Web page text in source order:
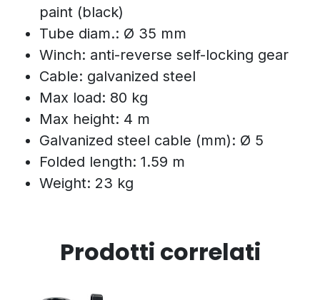
paint (black)
Tube diam.: Ø 35 mm
Winch: anti-reverse self-locking gear
Cable: galvanized steel
Max load: 80 kg
Max height: 4 m
Galvanized steel cable (mm): Ø 5
Folded length: 1.59 m
Weight: 23 kg
Prodotti correlati